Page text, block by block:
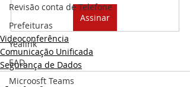
Revisão conta de Telefone
Prefeituras
Yealink
EAD
Microosft Teams
Assinar
Videoconferência
Comunicação Unificada
Segurança de Dados